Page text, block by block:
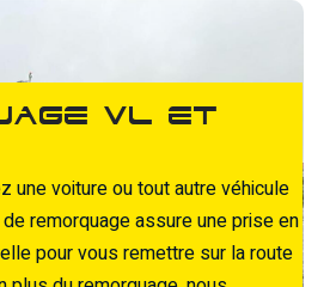
VL et
une voiture ou tout autre véhicule
remorquage assure une prise en
pour vous remettre sur la route